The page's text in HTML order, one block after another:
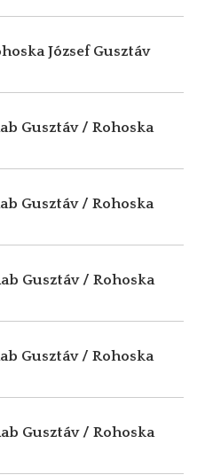
József Gusztáv
Gusztáv / Rohoska
Gusztáv / Rohoska
Gusztáv / Rohoska
Gusztáv / Rohoska
Gusztáv / Rohoska